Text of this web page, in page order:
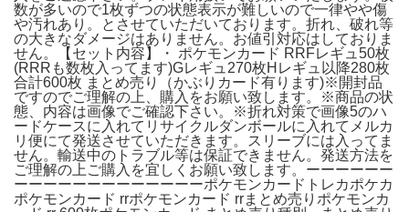
数が多いので1枚ずつの状態表示が難しいので一律やや傷
や汚れあり。とさせていただいております。折れ、破れ等
の大きなダメージはありません。お値引対応はしておりま
せん。【セット内容】・ ポケモンカード RRFレギュ50枚
(RRRも数枚入ってます)Gレギュ270枚Hレギュ以降280枚
合計600枚 まとめ売り（かぶりカード有ります)※開封品
ですのでご理解の上、購入をお願い致します。※商品の状
態、内容は画像でご確認下さい。※折れ対策で画像5のハ
ードケースに入れてリサイクルダンボールに入れてメルカ
リ便にて発送させていただきます。スリーブには入ってま
せん。輸送中のトラブル等は保証できません。発送方法を
ご理解の上ご購入を宜しくお願い致します。ーーーーーー
ーーーーーーーーーーーーーポケモンカードトレカポケカ
ポケモンカード rrポケモンカード rrまとめ売りポケモンカ